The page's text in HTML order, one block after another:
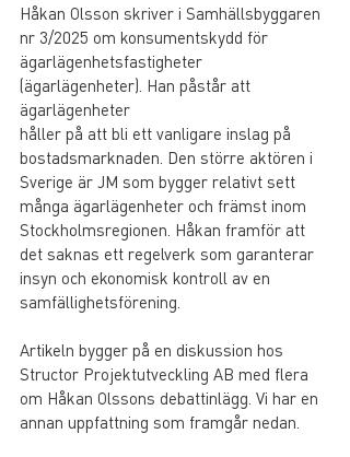
Håkan Olsson skriver i Samhällsbyggaren
nr 3/2025 om konsumentskydd för
ägarlägenhetsfastigheter
(ägarlägenheter). Han påstår att
ägarlägenheter
håller på att bli ett vanligare inslag på
bostadsmarknaden. Den större aktören i
Sverige är JM som bygger relativt sett
många ägarlägenheter och främst inom
Stockholmsregionen. Håkan framför att
det saknas ett regelverk som garanterar
insyn och ekonomisk kontroll av en
samfällighetsförening.
Artikeln bygger på en diskussion hos
Structor Projektutveckling AB med flera
om Håkan Olssons debattinlägg. Vi har en
annan uppfattning som framgår nedan.